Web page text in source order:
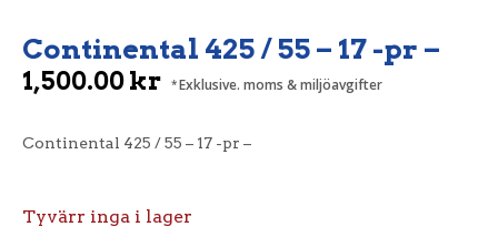
Continental 425 / 55 – 17 -pr –
1,500.00kr Exklusive. moms & miljöavgifter
Continental 425 / 55 – 17 -pr –
Tyvärr inga i lager